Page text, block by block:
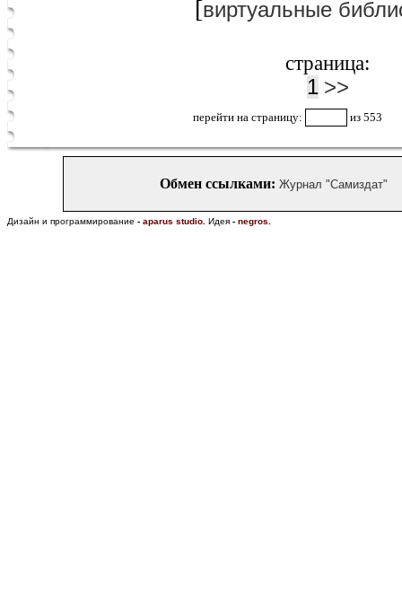
[виртуальные
страница:
1 >>
перейти на страницу: из 553
Обмен ссылками: Журнал "Самиздат"
Дизайн и программирование - aparus studio Идея - negros